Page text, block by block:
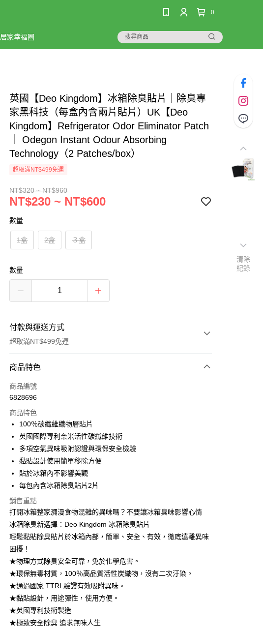
0
居家幸福圈
英國【Deo Kingdom】冰箱除臭貼片｜除臭專
家黑科技（每盒內含兩片貼片）UK【Deo
Kingdom】Refrigerator Odor Eliminator Patch
｜ Odegon Instant Odour Absorbing
Technology（2 Patches/box）
超取滿NT$499免運
NT$320 ~ NT$960
NT$230 ~ NT$600
數量
1盒 2盒 ３盒
數量
付款與運送方式
超取滿NT$499免運
付款方式
信用卡一次付款
LINE Pay
Apple Pay
街口支付
悠遊付
AFTEE先享後付
相關說明
【關於「AFTEE先享後付」】
AFTEE先享後付是「在收到商品之後才付款」的支付方式。 讓您購物簡單
便利好安心！
１．簡單：不需註冊會員、不需綁卡、不需儲值。
２．便利：只要手機號碼，簡訊認證，即可結帳。
３．安心：先確認商品／服務後，再付款。
【「AFTEE先享後付」結帳流程】
付」結帳頁面，進行簡訊認證並確認金額後，即可完成結帳。
２．訂單成立數日內，您將收到繳費通知簡訊。
ATM付款
運送方式
全家取貨付款
每筆NT$60，滿NT$499(含以上)免運費
7-11取貨付款
商品特色
商品編號
6828696
商品特色
100％碳纖維織物層貼片
英國國際專利奈米活性碳纖維技術
多項空氣異味吸附認證與環保安全檢驗
黏貼設計使用簡單移除方便
貼於冰箱內不影響美觀
每包內含冰箱除臭貼片2片
銷售重點
打開冰箱整家瀰漫食物混雜的異味嗎？不要讓冰箱臭味影響心情
冰箱除臭新選擇：Deo Kingdom 冰箱除臭貼片
輕鬆黏貼除臭貼片於冰箱內部，簡單、安全、有效，徹底遠離異味
困擾！
★物理方式除臭安全可靠，免於化學危害。
★環保無毒材質，100％高品質活性炭織物，沒有二次汙染。
★通過國家 TTRI 驗證有效吸附異味。
★黏貼設計，用途彈性，使用方便。
★英國專利技術製造
★極致安全除臭 追求無味人生
清除
紀錄